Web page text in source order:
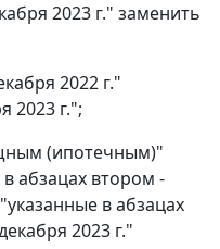
2023 г." заменить
2022 г."
2023 г.";
(ипотечным)"
абзацах втором -
в абзацах
2023 г."